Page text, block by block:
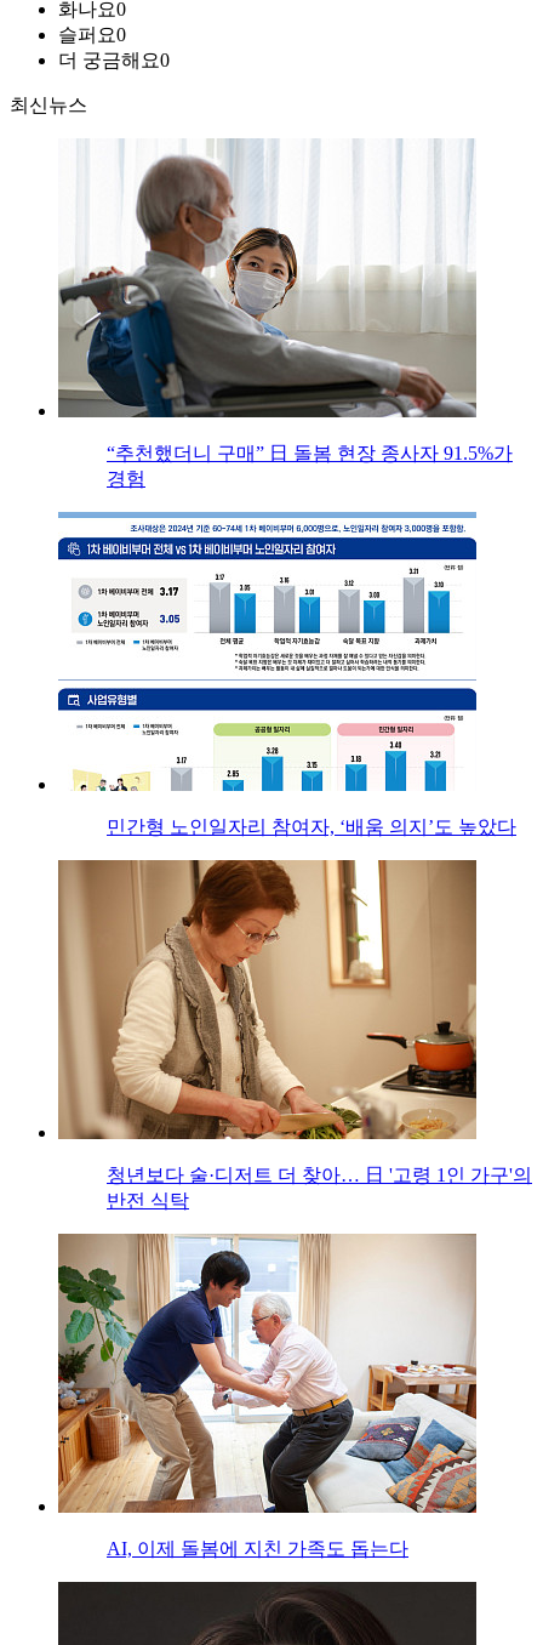
화나요0
슬퍼요0
더 궁금해요0
최신뉴스
“추천했더니 구매” 日 돌봄 현장 종사자 91.5%가
경험
민간형 노인일자리 참여자, ‘배움 의지’도 높았다
청년보다 술·디저트 더 찾아… 日 '고령 1인 가구'의
반전 식탁
AI, 이제 돌봄에 지친 가족도 돕는다